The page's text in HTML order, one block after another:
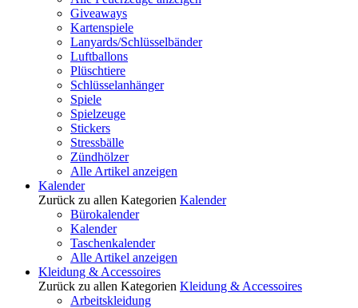
Giveaways
Kartenspiele
Lanyards/Schlüsselbänder
Luftballons
Plüschtiere
Schlüsselanhänger
Spiele
Spielzeuge
Stickers
Stressbälle
Zündhölzer
Alle Artikel anzeigen
Kalender
Zurück zu allen Kategorien Kalender
Bürokalender
Kalender
Taschenkalender
Alle Artikel anzeigen
Kleidung & Accessoires
Zurück zu allen Kategorien Kleidung & Accessoires
Arbeitskleidung